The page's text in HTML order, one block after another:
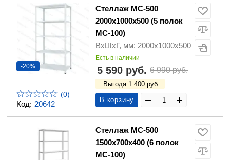
Код: 20642
-20%
(0)
Стеллаж МС-500
2000х1000х500 (5 полок
МС-100)
ВхШхГ, мм: 2000х1000х500
Есть в наличии
5 590 руб. 6 990 руб.
Выгода 1 400 руб.
В корзину
Стеллаж МС-500
1500х700х400 (6 полок
МС-100)